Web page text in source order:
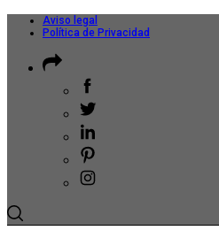
Aviso legal
Política de Privacidad